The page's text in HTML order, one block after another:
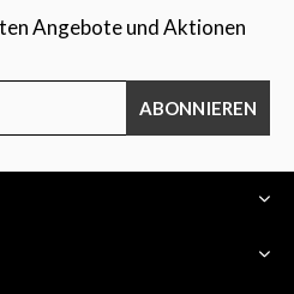
Angebote und Aktionen
ABONNIEREN